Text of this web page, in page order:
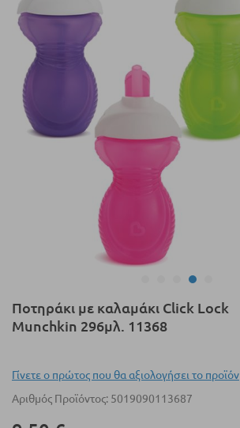
συλλογής
εικόνων
Μετάβαση
στην
συλλογής
Ποτηράκι με καλαμάκι Click Lock
Munchkin 296μλ. 11368
Γίνετε ο πρώτος που θα αξιολογήσει το προϊόν
Αριθμός Προϊόντος 5019090113687